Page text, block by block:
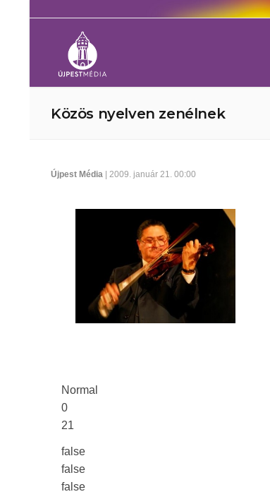
Közös nyelven zenélnek
Újpest Média | 2009. január 21. 00:00
Normal
0
21
false
false
false